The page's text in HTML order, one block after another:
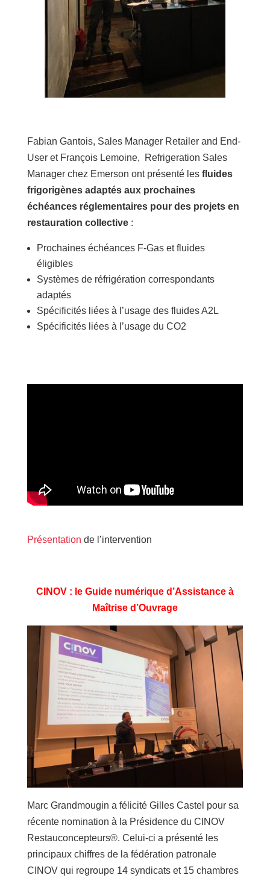
Fabian Gantois, Sales Manager Retailer and End-
User et François Lemoine, Refrigeration Sales
Manager chez Emerson ont présenté les fluides
frigorigènes adaptés aux prochaines
échéances réglementaires pour des projets en
restauration collective :
Prochaines échéances F-Gas et fluides
éligibles
Systèmes de réfrigération correspondants
adaptés
Spécificités liées à l’usage des fluides A2L
Spécificités liées à l’usage du CO2
Présentation de l’intervention
CINOV : le Guide numérique d’Assistance à
Maîtrise d’Ouvrage
Marc Grandmougin a félicité Gilles Castel pour sa
récente nomination à la Présidence du CINOV
Restauconcepteurs®. Celui-ci a présenté les
principaux chiffres de la fédération patronale
CINOV qui regroupe 14 syndicats et 15 chambres